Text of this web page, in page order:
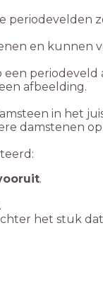
periodevelden
en kunnen
afbeelding.
in het
damstenen
.
.
het stuk